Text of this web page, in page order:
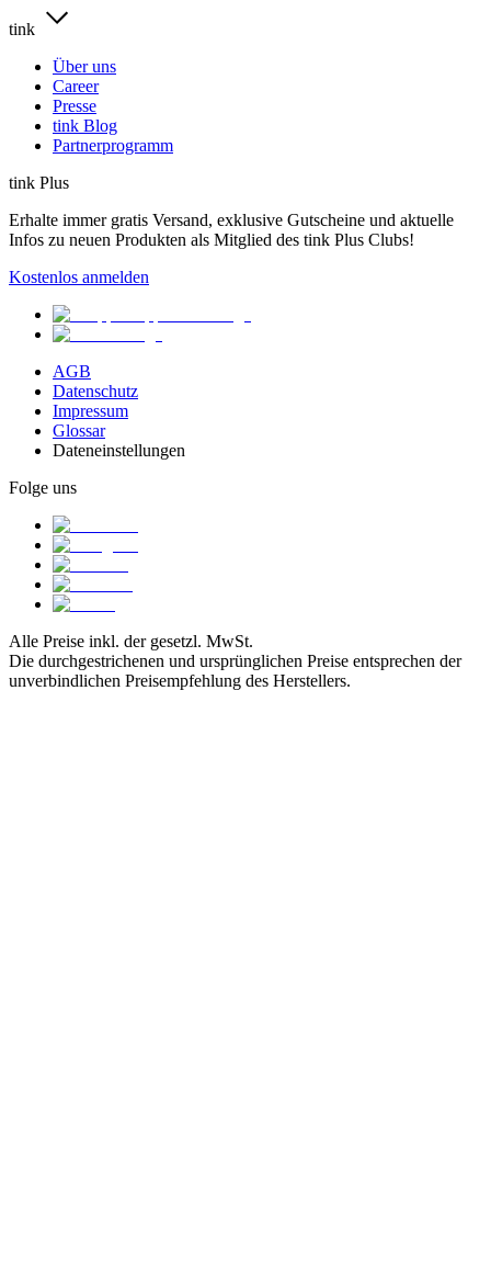
tink
Über uns
Career
Presse
tink Blog
Partnerprogramm
tink Plus
Erhalte immer gratis Versand, exklusive Gutscheine und aktuelle
Infos zu neuen Produkten als Mitglied des tink Plus Clubs!
Kostenlos anmelden
AGB
Datenschutz
Impressum
Glossar
Dateneinstellungen
Folge uns
Alle Preise inkl. der gesetzl. MwSt.
Die durchgestrichenen und ursprünglichen Preise entsprechen der
unverbindlichen Preisempfehlung des Herstellers.